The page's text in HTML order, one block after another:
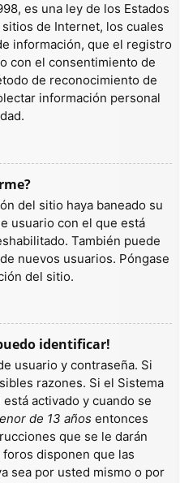
es una ley de los Estados
de Internet, los cuales
información, que el registro
con el consentimiento de
de reconocimiento de
información personal
del sitio haya baneado su
usuario con el que está
También puede
nuevos usuarios. Póngase
del sitio.
identificar!
usuario y contraseña. Si
razones. Si el Sistema
activado y cuando se
de 13 años entonces
que se le darán
disponen que las
sea por usted mismo o por